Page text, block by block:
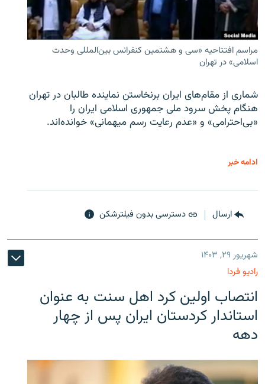
مراسم افتتاحیه «سی و هشتمین کنفرانس بین‌المللی وحدت
اسلامی» در تهران
شماری از مقام‌های ایران برنخاستن نماینده طالبان در تهران
هنگام پخش سرود ملی جمهوری اسلامی ایران را
«بی‌احترامی» و «عدم رعایت رسم میهمانی» خوانده‌اند.
ادامه خبر
ارسال دسترسی بدون فیلترشکن
شهریور ۲۹, ۱۴۰۳
رادیو فردا
انتصاب اولین کرد اهل سنت به عنوان
استاندار کردستان ایران پس از چهار
دهه